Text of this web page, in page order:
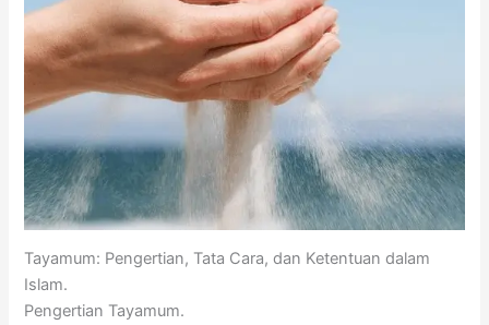
Tayamum: Pengertian, Tata Cara, dan Ketentuan dalam
Islam.
Pengertian Tayamum.